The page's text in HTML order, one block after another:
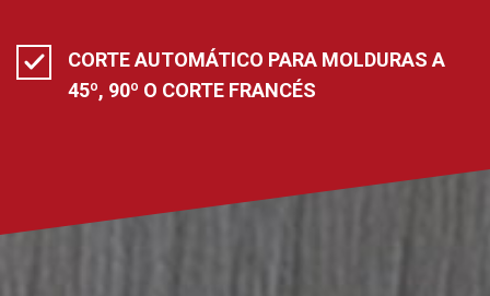
CORTE AUTOMÁTICO PARA MOLDURAS A
45º, 90º O CORTE FRANCÉS